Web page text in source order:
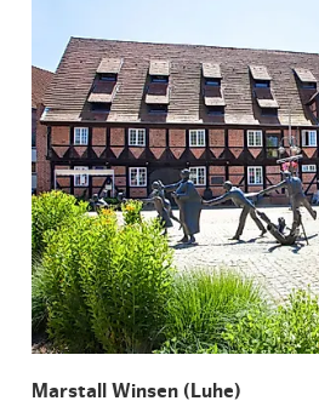
Marstall Winsen (Luhe)